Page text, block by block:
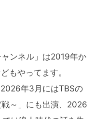
ンネル」は2019年か
もやってます。
年3月にはTBSの
戦～」にも出演、2026